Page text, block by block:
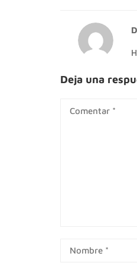
Deja una